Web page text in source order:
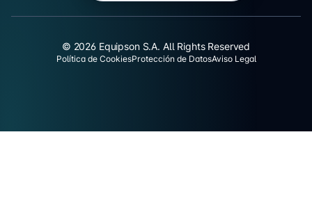
© 2026 Equipson S.A. All Rights Reserved
Política de CookiesProtección de DatosAviso Legal